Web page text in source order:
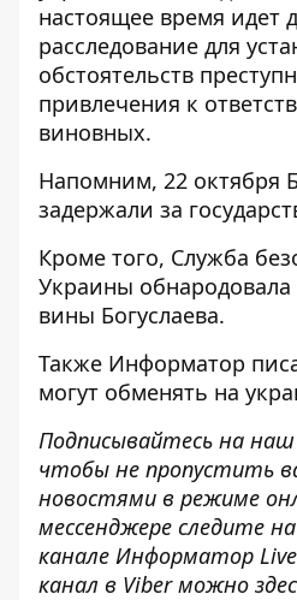
настоящее время идет
расследование для
обстоятельств
привлечения к
виновных.
Напомним, 22 октября
задержали за
Кроме того, Служба
Украины обнародовала
вины Богуслаева.
Также Информатор
могут обменять на
Подписывайтесь на наш
чтобы не пропустить
новостями в режиме
мессенджере следите
канале Информатор Live
канал в Viber можно